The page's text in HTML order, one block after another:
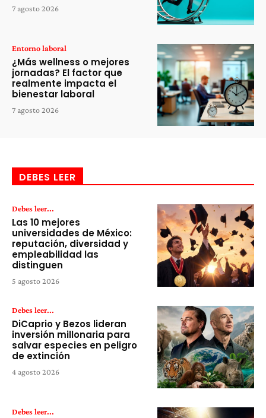
7 agosto 2026
Entorno laboral
¿Más wellness o mejores
jornadas? El factor que
realmente impacta el
bienestar laboral
7 agosto 2026
DEBES LEER
Debes leer...
Las 10 mejores
universidades de México:
reputación, diversidad y
empleabilidad las
distinguen
5 agosto 2026
Debes leer...
DiCaprio y Bezos lideran
inversión millonaria para
salvar especies en peligro
de extinción
4 agosto 2026
Debes leer...